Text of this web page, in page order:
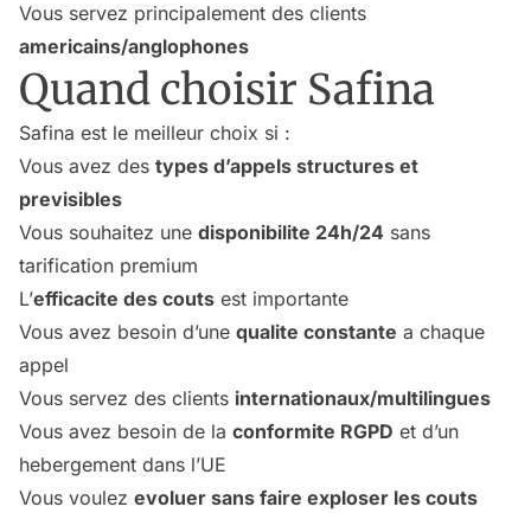
Vous servez principalement des clients
americains/anglophones
Quand choisir Safina
Safina est le meilleur choix si :
Vous avez des types d’appels structures et
previsibles
Vous souhaitez une disponibilite 24h/24 sans
tarification premium
L’efficacite des couts est importante
Vous avez besoin d’une qualite constante a chaque
appel
Vous servez des clients internationaux/multilingues
Vous avez besoin de la conformite RGPD et d’un
hebergement dans l’UE
Vous voulez evoluer sans faire exploser les couts